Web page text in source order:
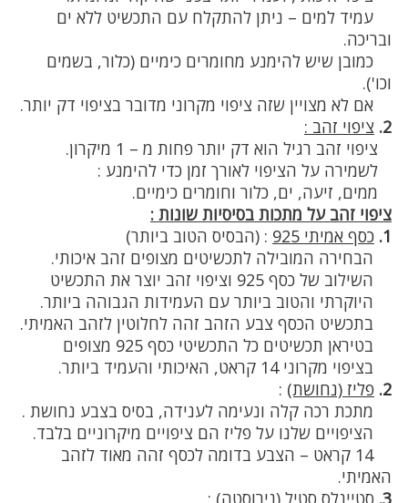
עמיד למים – ניתן להתקלח עם התכשיט ללא ים
ובריכה.
כמובן שיש להימנע מחומרים כימיים (כלור, בשמים
וכו').
אם לא מצויין שזה ציפוי מקרוני מדובר בציפוי דק יותר.
2. ציפוי זהב :
ציפוי זהב רגיל הוא דק יותר פחות מ – 1 מיקרון.
לשמירה על הציפוי לאורך זמן כדי להימנע :
ממים, זיעה, ים, כלור וחומרים כימיים.
ציפוי זהב על מתכות בסיסיות שונות :
1. כסף אמיתי 925 : (הבסיס הטוב ביותר)
הבחירה המובילה לתכשיטים מצופים זהב איכותי.
השילוב של כסף 925 וציפוי זהב יוצר את התכשיט
היוקרתי והטוב ביותר עם העמידות הגבוהה ביותר.
בתכשיט הכסף צבע הזהב זהה לחלוטין לזהב האמיתי.
בטיראן תכשיטים כל התכשיטי כסף 925 מצופים
בציפוי מקרוני 14 קראט, האיכותי והעמיד ביותר.
2. פליז (נחושת) :
מתכת רכה קלה ונעימה לענידה, בסיס בצבע נחושת .
הציפויים שלנו על פליז הם ציפויים מיקרוניים בלבד.
14 קראט – הצבע בדומה לכסף זהה מאוד לזהב
האמיתי.